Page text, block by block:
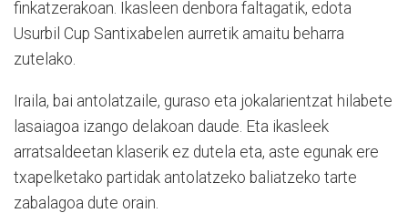
finkatzerakoan. Ikasleen denbora faltagatik, edota
Usurbil Cup Santixabelen aurretik amaitu beharra
zutelako.
Iraila, bai antolatzaile, guraso eta jokalarientzat hilabete
lasaiagoa izango delakoan daude. Eta ikasleek
arratsaldeetan klaserik ez dutela eta, aste egunak ere
txapelketako partidak antolatzeko baliatzeko tarte
zabalagoa dute orain.